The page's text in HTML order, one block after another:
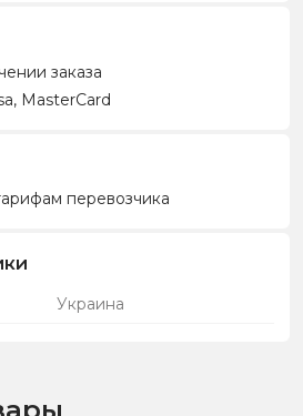
заказа
MasterCard
перевозчика
Украина